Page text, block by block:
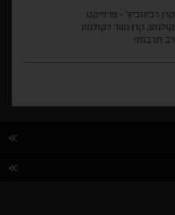
קרן רבינוביץ' - פרוייקט
קולנוע, קרן גשר לקולנוע
רב תרבותי